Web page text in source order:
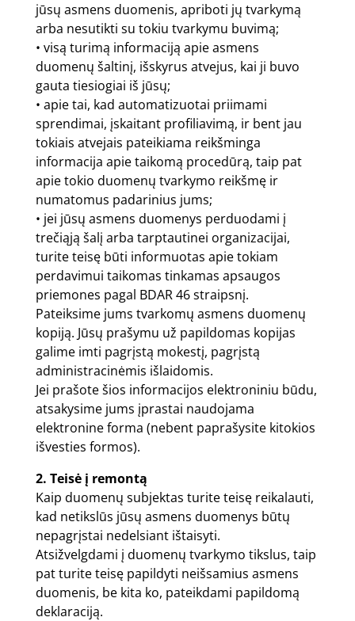
jūsų asmens duomenis, apriboti jų tvarkymą
arba nesutikti su tokiu tvarkymu buvimą;
• visą turimą informaciją apie asmens
duomenų šaltinį, išskyrus atvejus, kai ji buvo
gauta tiesiogiai iš jūsų;
• apie tai, kad automatizuotai priimami
sprendimai, įskaitant profiliavimą, ir bent jau
tokiais atvejais pateikiama reikšminga
informacija apie taikomą procedūrą, taip pat
apie tokio duomenų tvarkymo reikšmę ir
numatomus padarinius jums;
• jei jūsų asmens duomenys perduodami į
trečiąją šalį arba tarptautinei organizacijai,
turite teisę būti informuotas apie tokiam
perdavimui taikomas tinkamas apsaugos
priemones pagal BDAR 46 straipsnį.
Pateiksime jums tvarkomų asmens duomenų
kopiją. Jūsų prašymu už papildomas kopijas
galime imti pagrįstą mokestį, pagrįstą
administracinėmis išlaidomis.
Jei prašote šios informacijos elektroniniu būdu,
atsakysime jums įprastai naudojama
elektronine forma (nebent paprašysite kitokios
išvesties formos).
2. Teisė į remontą
Kaip duomenų subjektas turite teisę reikalauti,
kad netikslūs jūsų asmens duomenys būtų
nepagrįstai nedelsiant ištaisyti.
Atsižvelgdami į duomenų tvarkymo tikslus, taip
pat turite teisę papildyti neišsamius asmens
duomenis, be kita ko, pateikdami papildomą
deklaraciją.